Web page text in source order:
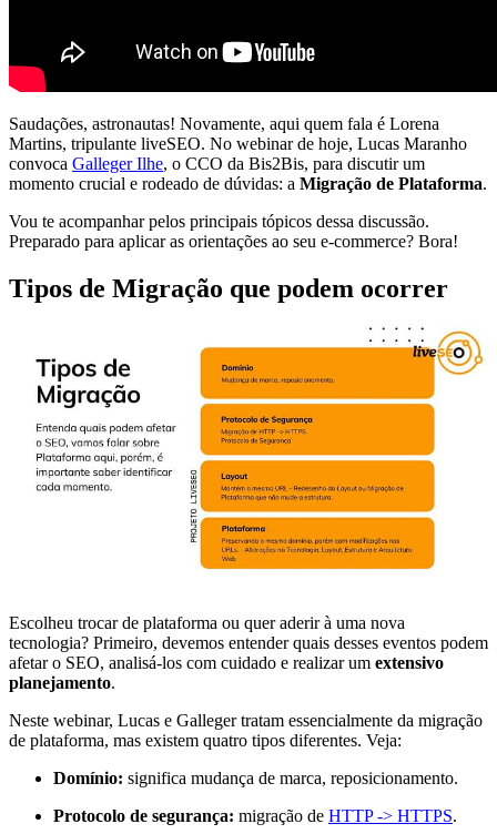
Saudações, astronautas! Novamente, aqui quem fala é Lorena
Martins, tripulante liveSEO. No webinar de hoje, Lucas Maranho
convoca Galleger Ilhe, o CCO da Bis2Bis, para discutir um
momento crucial e rodeado de dúvidas: a Migração de Plataforma.
Vou te acompanhar pelos principais tópicos dessa discussão.
Preparado para aplicar as orientações ao seu e-commerce? Bora!
Tipos de Migração que podem ocorrer
Escolheu trocar de plataforma ou quer aderir à uma nova
tecnologia? Primeiro, devemos entender quais desses eventos podem
afetar o SEO, analisá-los com cuidado e realizar um extensivo
planejamento.
Neste webinar, Lucas e Galleger tratam essencialmente da migração
de plataforma, mas existem quatro tipos diferentes. Veja:
Domínio: significa mudança de marca, reposicionamento.
Protocolo de segurança: migração de HTTP -> HTTPS.